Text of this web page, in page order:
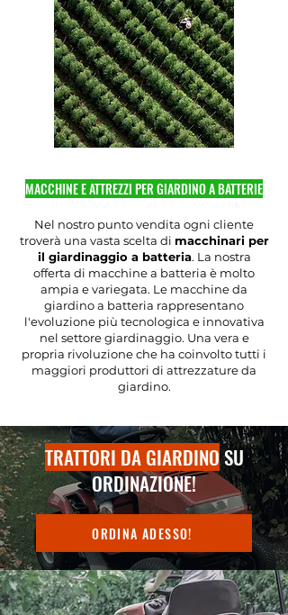
MACCHINE E ATTREZZI PER GIARDINO A BATTERIE
Nel nostro punto vendita ogni cliente
troverà una vasta scelta di macchinari per
il giardinaggio a batteria. La nostra
offerta di macchine a batteria è molto
ampia e variegata. Le macchine da
giardino a batteria rappresentano
l'evoluzione più tecnologica e innovativa
nel settore giardinaggio. Una vera e
propria rivoluzione che ha coinvolto tutti i
maggiori produttori di attrezzature da
giardino.
TRATTORI DA GIARDINOSU
ORDINAZIONE!
ORDINA ADESSO!